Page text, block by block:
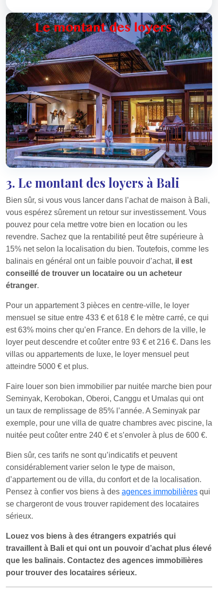
3. Le montant des loyers à Bali
Bien sûr, si vous vous lancer dans l’achat de maison à Bali,
vous espérez sûrement un retour sur investissement. Vous
pouvez pour cela mettre votre bien en location ou les
revendre. Sachez que la rentabilité peut être supérieure à
15% net selon la localisation du bien. Toutefois, comme les
balinais en général ont un faible pouvoir d’achat, il est
conseillé de trouver un locataire ou un acheteur
étranger.
Pour un appartement 3 pièces en centre-ville, le loyer
mensuel se situe entre 433 € et 618 € le mètre carré, ce qui
est 63% moins cher qu’en France. En dehors de la ville, le
loyer peut descendre et coûter entre 93 € et 216 €. Dans les
villas ou appartements de luxe, le loyer mensuel peut
atteindre 5000 € et plus.
Faire louer son bien immobilier par nuitée marche bien pour
Seminyak, Kerobokan, Oberoi, Canggu et Umalas qui ont
un taux de remplissage de 85% l’année. A Seminyak par
exemple, pour une villa de quatre chambres avec piscine, la
nuitée peut coûter entre 240 € et s’envoler à plus de 600 €.
Bien sûr, ces tarifs ne sont qu’indicatifs et peuvent
considérablement varier selon le type de maison,
d’appartement ou de villa, du confort et de la localisation.
Pensez à confier vos biens à des agences immobilières qui
se chargeront de vous trouver rapidement des locataires
sérieux.
Louez vos biens à des étrangers expatriés qui
travaillent à Bali et qui ont un pouvoir d’achat plus élevé
que les balinais. Contactez des agences immobilières
pour trouver des locataires sérieux.